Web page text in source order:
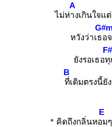
ไม่ห่าง
A
เกินใจแ
หวังว่าเธอ
G#m
ยังรอเธอทุ
ที่เ
B
ดิมตรงนี้ยั
* คิดถึงกลิ่นหอม
E